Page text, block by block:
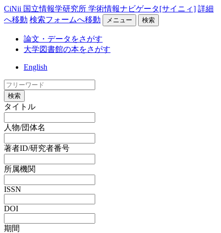
CiNii 国立情報学研究所 学術情報ナビゲータ[サイニィ] 詳細
へ移動 検索フォームへ移動 メニュー 検索
論文・データをさがす
大学図書館の本をさがす
English
検索
タイトル
人物/団体名
著者ID/研究者番号
所属機関
ISSN
DOI
期間